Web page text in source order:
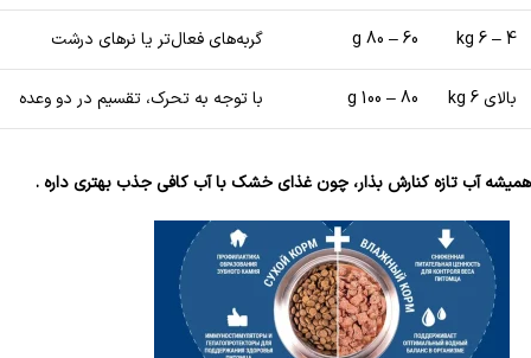
4 – 6 kg
60 – 80 g گربه‌های فعال‌تر یا نرهای درشت
بالای 6 kg 80 – 100 g با توجه به تحرک، تقسیم در دو وعده
همیشه آب تازه کنارش بذار، چون غذای خشک با آب کافی جذب بهتری داره .